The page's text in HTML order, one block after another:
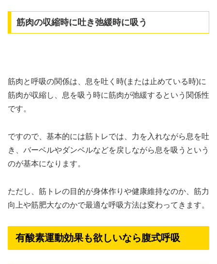
筋肉の収縮時に吐き弛緩時に吸う
筋肉と呼吸の関係は、息を吐く時(または止めている時)に
筋肉が収縮し、息を吸う時に筋肉が弛緩するという関係性
です。
ですので、基本的には筋トレでは、力を入れながら息を吐
き、バーベルやダンベルなどを戻しながら息を吸うという
のが基本になります。
ただし、筋トレの目的が身体作りや健康維持なのか、筋力
向上や筋肥大なのかで最適な呼吸方法は変わってきます。
有酸素運動効果も欲しいなら腹式呼吸